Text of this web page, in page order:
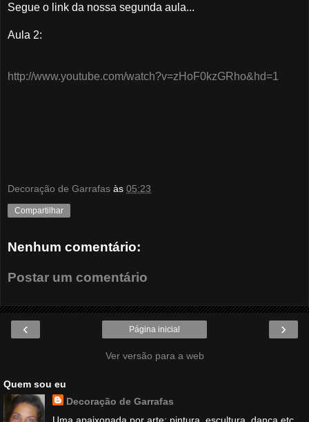
Segue o link da nossa segunda aula...
Aula 2:
http://www.youtube.com/watch?v=zHoF0kzGRho&hd=1
Decoração de Garrafas às 05:23
Compartilhar
Nenhum comentário:
Postar um comentário
‹ ›
Página inicial
Ver versão para a web
Quem sou eu
Decoração de Garrafas